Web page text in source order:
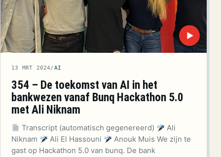
▶
13 MRT 2024/AI
354 – De toekomst van AI in het
bankwezen vanaf Bunq Hackathon 5.0
met Ali Niknam
Transcript (automatisch gegenereerd)
Ali
Niknam
Ali El Hassouni
Anouk Muis We zijn te
gast op Hackathon 5.0 van bunq. De bank